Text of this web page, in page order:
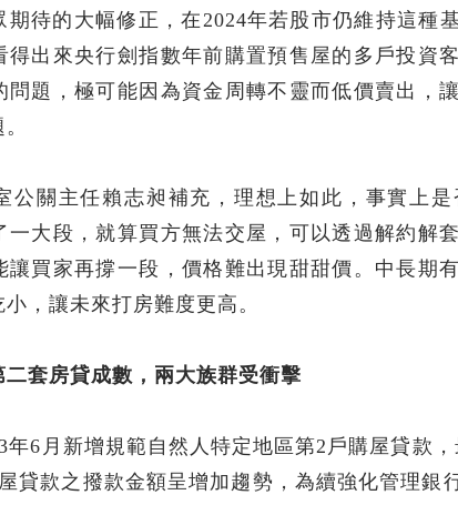
期待的大幅修正，在2024年若股市仍維持這種
得出來央行劍指數年前購置預售屋的多戶投資
問題，極可能因為資金周轉不靈而低價賣出，
公關主任賴志昶補充，理想上如此，事實上
一大段，就算買方無法交屋，可以透過解約解
讓買家再撐一段，價格難出現甜甜價。中長期
，讓未來打房難度更高。
套房貸成數，兩大族群受衝擊
年6月新增規範自然人特定地區第2戶購屋貸款
貸款之撥款金額呈增加趨勢，為續強化管理銀